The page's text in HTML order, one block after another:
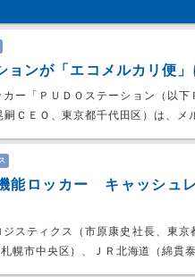
ョンが「エコメルカリ便
ー「ＰＵＤＯステーション（以下
嗣ＣＥＯ、東京都千代田区）は、
能ロッカー キャッシュ
ジスティクス（市原康史社長、東
幌市中央区）、ＪＲ北海道（綿貫